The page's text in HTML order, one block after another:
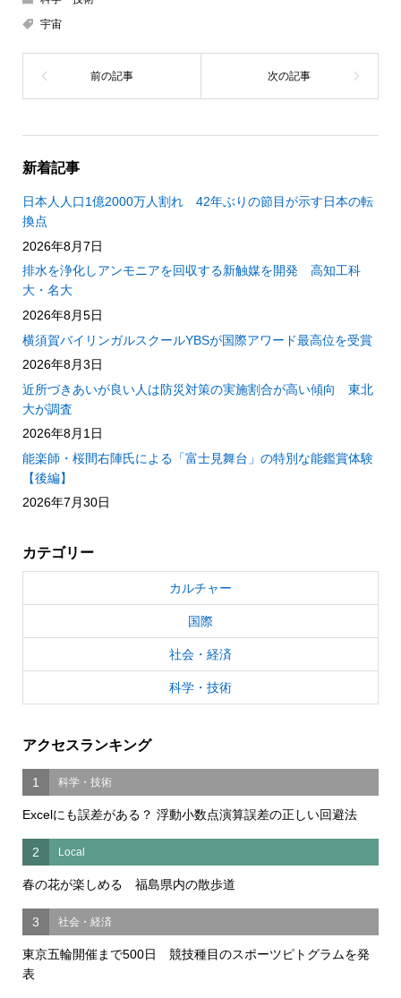
宇宙
新着記事
日本人人口1億2000万人割れ 42年ぶりの節目が示す日本の転
換点
2026年8月7日
排水を浄化しアンモニアを回収する新触媒を開発 高知工科
大・名大
2026年8月5日
横須賀バイリンガルスクールYBSが国際アワード最高位を受賞
2026年8月3日
近所づきあいが良い人は防災対策の実施割合が高い傾向 東北
大が調査
2026年8月1日
能楽師・桜間右陣氏による「富士見舞台」の特別な能鑑賞体験
【後編】
2026年7月30日
カテゴリー
カルチャー
国際
社会・経済
科学・技術
アクセスランキング
1 科学・技術
Excelにも誤差がある？ 浮動小数点演算誤差の正しい回避法
2 Local
春の花が楽しめる 福島県内の散歩道
3 社会・経済
東京五輪開催まで500日 競技種目のスポーツピトグラムを発
表